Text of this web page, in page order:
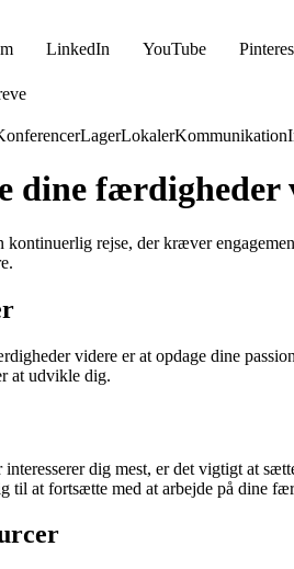
LinkedIn YouTube
LagerLokalerKommunikation
dine færdigheder
rejse, der kræver
videre er at opdage dine
at udvikle dig.
dig mest, er det vigtigt at
til at fortsætte med at arbejde på dine